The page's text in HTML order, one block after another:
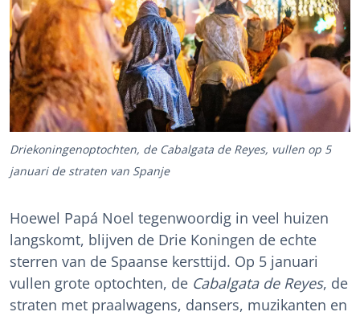
Driekoningenoptochten, de Cabalgata de Reyes, vullen op 5
januari de straten van Spanje
Hoewel Papá Noel tegenwoordig in veel huizen
langskomt, blijven de Drie Koningen de echte
sterren van de Spaanse kersttijd. Op 5 januari
vullen grote optochten, de Cabalgata de Reyes, de
straten met praalwagens, dansers, muzikanten en